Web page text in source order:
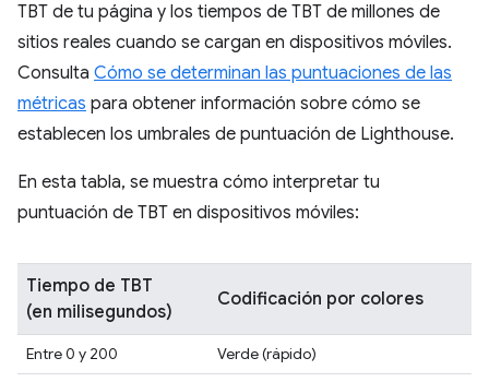
TBT de tu página y los tiempos de TBT de millones de
sitios reales cuando se cargan en dispositivos móviles.
Consulta Cómo se determinan las puntuaciones de las
métricas para obtener información sobre cómo se
establecen los umbrales de puntuación de Lighthouse.
En esta tabla, se muestra cómo interpretar tu
puntuación de TBT en dispositivos móviles:
Tiempo de TBT
(en milisegundos)
Codificación por colores
Entre 0 y 200
Verde (rápido)